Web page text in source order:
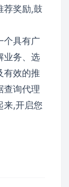
荐奖励,鼓
个具有广
业务、选
有效的推
查询代理
来,开启您